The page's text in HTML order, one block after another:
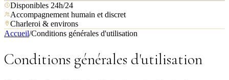
Disponibles 24h/24
Accompagnement humain et discret
Charleroi & environs
Accueil/Conditions générales d'utilisation
Conditions générales d'utilisation